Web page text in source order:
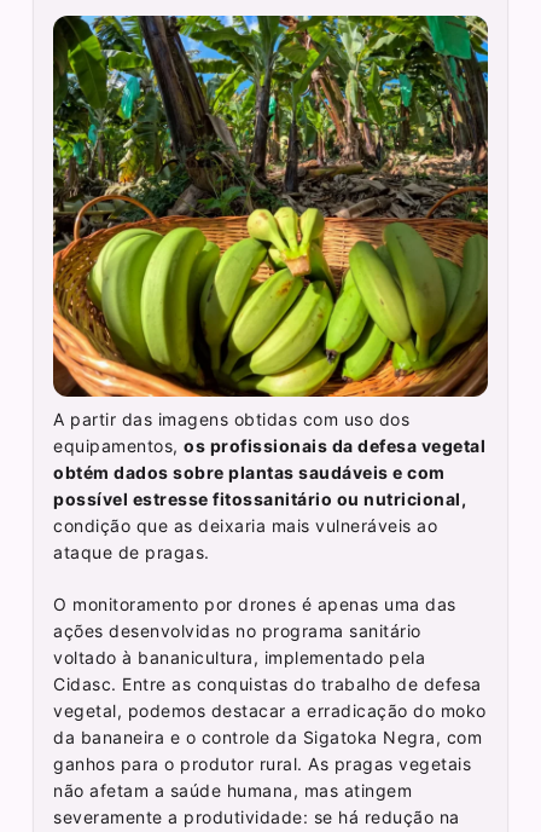
A partir das imagens obtidas com uso dos
equipamentos,os profissionais da defesa vegetal
obtém dados sobre plantas saudáveis e com
possível estresse fitossanitário ou nutricional,
condição que as deixaria mais vulneráveis ao
ataque de pragas.
O monitoramento por drones é apenas uma das
ações desenvolvidas no programa sanitário
voltado à bananicultura, implementado pela
Cidasc. Entre as conquistas do trabalho de defesa
vegetal, podemos destacar a erradicação do moko
da bananeira e o controle da Sigatoka Negra, com
ganhos para o produtor rural. As pragas vegetais
não afetam a saúde humana, mas atingem
severamente a produtividade: se há redução na